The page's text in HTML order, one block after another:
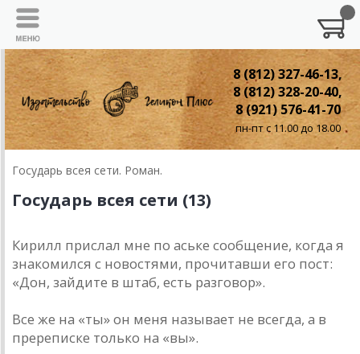
8 (812) 327-46-13,
8 (812) 328-20-40,
8 (921) 576-41-70
пн-пт с 11.00 до 18.00
Государь всея сети. Роман.
Государь всея сети (13)
Кирилл прислал мне по аське сообщение, когда я
знакомился с новостями, прочитавши его пост:
«Дон, зайдите в штаб, есть разговор».
Все же на «ты» он меня называет не всегда, а в
пререписке только на «вы».